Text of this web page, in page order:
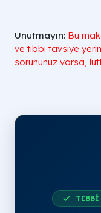
Unutmayın: Bu
ve tıbbi tavsiye
sorununuz varsa,
TIBBİ